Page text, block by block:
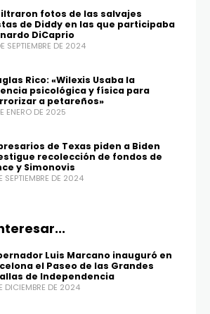
fotos de las salvajes
de Diddy en las que participaba
DiCaprio
SEPTIEMBRE DE 2024
Rico: «Wilexis Usaba la
psicológica y física para
a petareños»
ENERO DE 2025
de Texas piden a Biden
recolección de fondos de
y Simonovis
SEPTIEMBRE DE 2024
Luis Marcano inauguró en
el Paseo de las Grandes
de Independencia
DICIEMBRE DE 2024